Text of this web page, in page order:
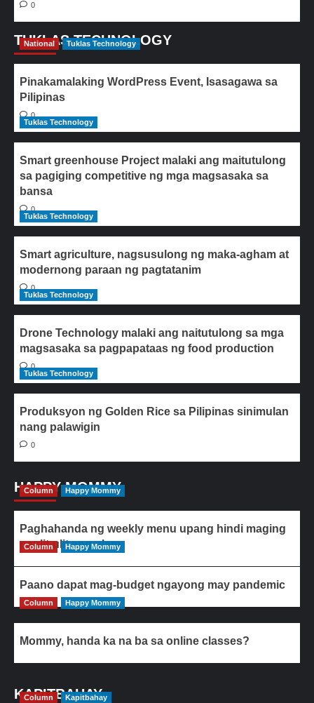
0
TUKLAS TECHNOLOGY
National Tuklas Technology
Pinakamalaking WordPress Event, Isasagawa sa
Pilipinas
0
Tuklas Technology
Smart greenhouse Project malaki ang maitutulong
sa pagiging competitive ng mga magsasaka sa
bansa
0
Tuklas Technology
Smart agriculture, nagsusulong ng maka-agham at
modernong paraan ng pagtatanim
0
Tuklas Technology
Drone Technology malaki ang naitutulong sa mga
magsasaka sa pagpapataas ng food production
0
Tuklas Technology
Produksyon ng Golden Rice sa Pilipinas sinimulan
nang palawigin
0
HAPPY MOMMY
Column Happy Mommy
Paghahanda ng weekly menu upang hindi maging
paulit-ulit ang ulam
Column Happy Mommy
Paano dapat mag-budget ngayong may pandemic
Column Happy Mommy
Mommy, handa ka na ba sa online classes?
KAPITBAHAY
Column Kapitbahay